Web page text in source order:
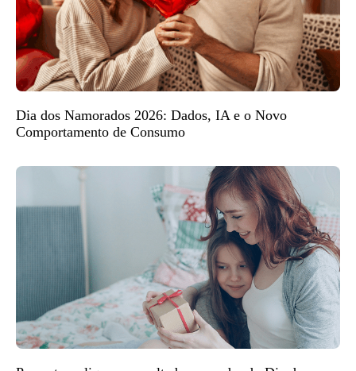
Dia dos Namorados 2026: Dados, IA e o Novo
Comportamento de Consumo